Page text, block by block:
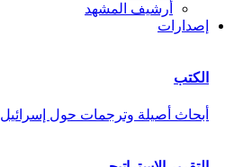
أرشيف المشهد
إصدارات
الكتب
أبحاث أصيلة وترجمات حول إسرائيل